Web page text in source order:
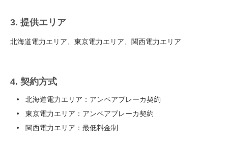
3. 提供エリア
北海道電力エリア、東京電力エリア、関西電力エリア
4. 契約方式
北海道電力エリア：アンペアブレーカ契約
東京電力エリア：アンペアブレーカ契約
関西電力エリア：最低料金制